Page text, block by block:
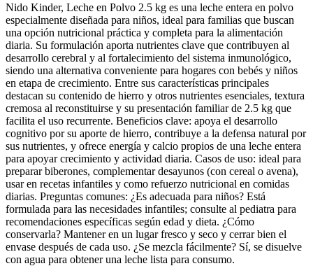
Nido Kinder, Leche en Polvo 2.5 kg es una leche entera en polvo
especialmente diseñada para niños, ideal para familias que buscan
una opción nutricional práctica y completa para la alimentación
diaria. Su formulación aporta nutrientes clave que contribuyen al
desarrollo cerebral y al fortalecimiento del sistema inmunológico,
siendo una alternativa conveniente para hogares con bebés y niños
en etapa de crecimiento. Entre sus características principales
destacan su contenido de hierro y otros nutrientes esenciales, textura
cremosa al reconstituirse y su presentación familiar de 2.5 kg que
facilita el uso recurrente. Beneficios clave: apoya el desarrollo
cognitivo por su aporte de hierro, contribuye a la defensa natural por
sus nutrientes, y ofrece energía y calcio propios de una leche entera
para apoyar crecimiento y actividad diaria. Casos de uso: ideal para
preparar biberones, complementar desayunos (con cereal o avena),
usar en recetas infantiles y como refuerzo nutricional en comidas
diarias. Preguntas comunes: ¿Es adecuada para niños? Está
formulada para las necesidades infantiles; consulte al pediatra para
recomendaciones específicas según edad y dieta. ¿Cómo
conservarla? Mantener en un lugar fresco y seco y cerrar bien el
envase después de cada uso. ¿Se mezcla fácilmente? Sí, se disuelve
con agua para obtener una leche lista para consumo.